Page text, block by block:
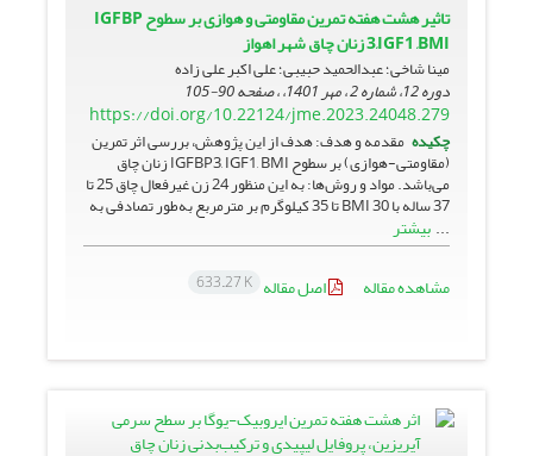
تاثیر هشت هفته تمرین مقاومتی و هوازی بر سطوح IGFBP
3,IGF1 ,BMI زنان چاق شهر اهواز
مینا شاخی؛ عبدالحمید حبیبی؛ علی اکبر علی زاده
دوره 12، شماره 2 ، مهر 1401، ، صفحه 90-105
https://doi.org/10.22124/jme.2023.24048.279
چکیده مقدمه و هدف: هدف از این پژوهش، بررسی اثر تمرین
(مقاومتی-هوازی) بر سطوح IGFBP3, IGF1, BMI زنان چاق
می‌باشد. مواد و روش‌ها: به این منظور 24 زن غیرفعال چاق 25 تا
37 ساله با BMI 30 تا 35 کیلوگرم بر مترمربع به‌طور تصادفی به
... بیشتر
مشاهده مقاله
اصل مقاله 633.27 K